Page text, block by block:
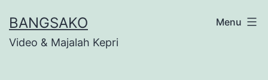
to
content
BANGSAKO
Video & Majalah Kepri
Menu